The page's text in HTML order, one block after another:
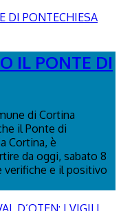
IL PONTE DI
di Cortina
il Ponte di
Cortina, è
da oggi, sabato 8
e il positivo